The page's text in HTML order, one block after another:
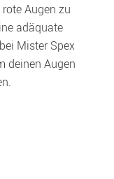
Augen zu
adäquate
Mister Spex
deinen Augen